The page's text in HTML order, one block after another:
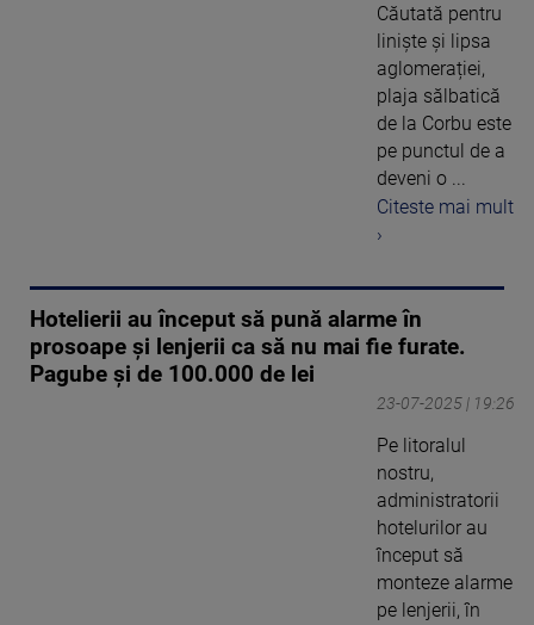
Căutată pentru
liniște și lipsa
aglomerației,
plaja sălbatică
de la Corbu este
pe punctul de a
deveni o ...
Citeste mai mult
›
Hotelierii au început să pună alarme în
prosoape și lenjerii ca să nu mai fie furate.
Pagube și de 100.000 de lei
23-07-2025 | 19:26
Pe litoralul
nostru,
administratorii
hotelurilor au
început să
monteze alarme
pe lenjerii, în